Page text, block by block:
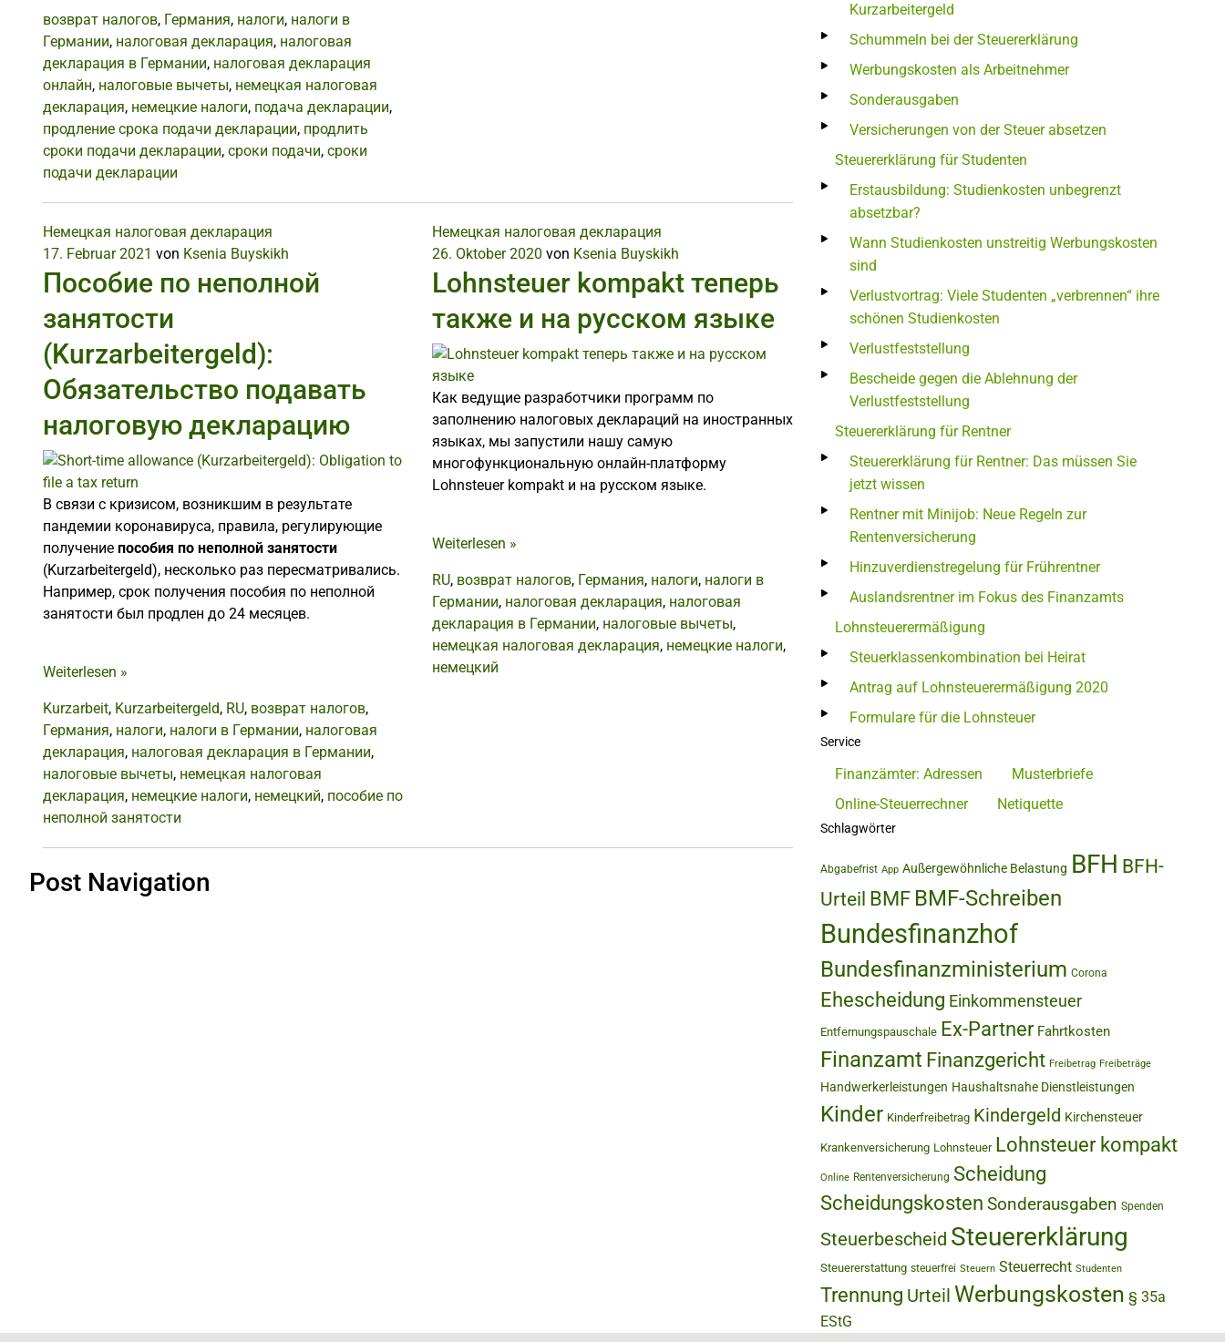
возврат налогов, Германия, налоги, налоги в
Германии, налоговая декларация, налоговая
декларация в Германии, налоговая декларация
онлайн, налоговые вычеты, немецкая налоговая
декларация, немецкие налоги, подача декларации,
продление срока подачи декларации, продлить
сроки подачи декларации, сроки подачи, сроки
подачи декларации
Немецкая налоговая декларация
17. Februar 2021 von Ksenia Buyskikh
Пособие по неполной
занятости
(Kurzarbeitergeld):
Обязательство подавать
налоговую декларацию
В связи с кризисом, возникшим в результате
пандемии коронавируса, правила, регулирующие
получение пособия по неполной занятости
(Kurzarbeitergeld), несколько раз пересматривались.
Например, срок получения пособия по неполной
занятости был продлен до 24 месяцев.
Weiterlesen »
Kurzarbeit, Kurzarbeitergeld, RU, возврат налогов,
Германия, налоги, налоги в Германии, налоговая
декларация, налоговая декларация в Германии,
налоговые вычеты, немецкая налоговая
декларация, немецкие налоги, немецкий, пособие по
неполной занятости
Немецкая налоговая декларация
26. Oktober 2020 von Ksenia Buyskikh
Lohnsteuer kompakt теперь
также и на русском языке
Как ведущие разработчики программ по
заполнению налоговых деклараций на иностранных
языках, мы запустили нашу самую
многофункциональную онлайн-платформу
Lohnsteuer kompakt и на русском языке.
Weiterlesen »
RU, возврат налогов, Германия, налоги, налоги в
Германии, налоговая декларация, налоговая
декларация в Германии, налоговые вычеты,
немецкая налоговая декларация, немецкие налоги,
немецкий
Post Navigation
Kurzarbeitergeld
Schummeln bei der Steuererklärung
Werbungskosten als Arbeitnehmer
Sonderausgaben
Versicherungen von der Steuer absetzen
Steuererklärung für Studenten
Erstausbildung: Studienkosten unbegrenzt
absetzbar?
Wann Studienkosten unstreitig Werbungskosten
sind
Verlustvortrag: Viele Studenten „verbrennen“ ihre
schönen Studienkosten
Verlustfeststellung
Bescheide gegen die Ablehnung der
Verlustfeststellung
Steuererklärung für Rentner
Steuererklärung für Rentner: Das müssen Sie
jetzt wissen
Rentner mit Minijob: Neue Regeln zur
Rentenversicherung
Hinzuverdienstregelung für Frührentner
Auslandsrentner im Fokus des Finanzamts
Lohnsteuerermäßigung
Steuerklassenkombination bei Heirat
Antrag auf Lohnsteuerermäßigung 2020
Formulare für die Lohnsteuer
Service
Finanzämter: Adressen
Musterbriefe
Online-Steuerrechner
Netiquette
Schlagwörter
Abgabefrist App Außergewöhnliche Belastung BFH BFH-
Urteil BMF BMF-Schreiben
Bundesfinanzhof
Bundesfinanzministerium Corona
Ehescheidung Einkommensteuer
Entfernungspauschale Ex-Partner Fahrtkosten
Finanzamt Finanzgericht Freibetrag Freibeträge
Handwerkerleistungen Haushaltsnahe Dienstleistungen
Kinder Kinderfreibetrag Kindergeld Kirchensteuer
Krankenversicherung Lohnsteuer Lohnsteuer kompakt
Online Rentenversicherung Scheidung
Scheidungskosten Sonderausgaben Spenden
Steuerbescheid Steuererklärung
Steuererstattung steuerfrei Steuern Steuerrecht Studenten
Trennung Urteil Werbungskosten § 35a
EStG